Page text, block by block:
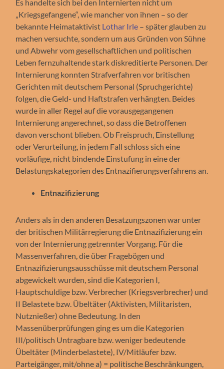
Es handelte sich bei den Internierten nicht um
„Kriegsgefangene“, wie mancher von ihnen – so der
bekannte Heimataktivist Lothar Irle – später glauben zu
machen versuchte, sondern um aus Gründen von Sühne
und Abwehr vom gesellschaftlichen und politischen
Leben fernzuhaltende stark diskreditierte Personen. Der
Internierung konnten Strafverfahren vor britischen
Gerichten mit deutschem Personal (Spruchgerichte)
folgen, die Geld- und Haftstrafen verhängten. Beides
wurde in aller Regel auf die vorausgegangenen
Internierung angerechnet, so dass die Betroffenen
davon verschont blieben. Ob Freispruch, Einstellung
oder Verurteilung, in jedem Fall schloss sich eine
vorläufige, nicht bindende Einstufung in eine der
Belastungskategorien des Entnazifierungsverfahrens an.
Entnazifizierung
Anders als in den anderen Besatzungszonen war unter
der britischen Militärregierung die Entnazifizierung ein
von der Internierung getrennter Vorgang. Für die
Massenverfahren, die über Fragebögen und
Entnazifizierungsausschüsse mit deutschem Personal
abgewickelt wurden, sind die Kategorien I,
Hauptschuldige bzw. Verbrecher (Kriegsverbrecher) und
II Belastete bzw. Übeltäter (Aktivisten, Militaristen,
Nutznießer) ohne Bedeutung. In den
Massenüberprüfungen ging es um die Kategorien
III/politisch Untragbare bzw. weniger bedeutende
Übeltäter (Minderbelastete), IV/Mitläufer bzw.
Parteigänger, mit/ohne a) = politische Beschränkungen,